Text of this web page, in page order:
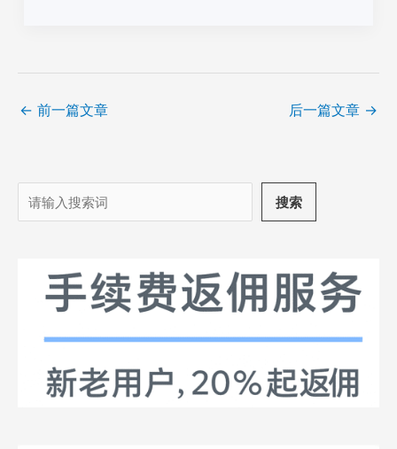
← 前一篇文章 后一篇文章 →
搜
索
搜索